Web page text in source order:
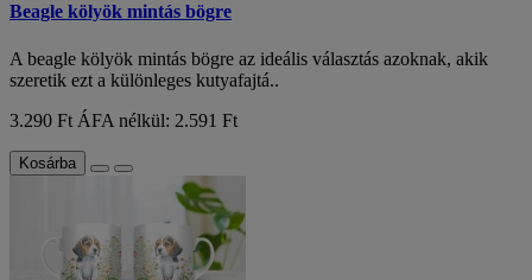
Beagle kölyök mintás bögre
A beagle kölyök mintás bögre az ideális választás azoknak, akik
szeretik ezt a különleges kutyafajtá..
3.290 Ft ÁFA nélkül: 2.591 Ft
Kosárba